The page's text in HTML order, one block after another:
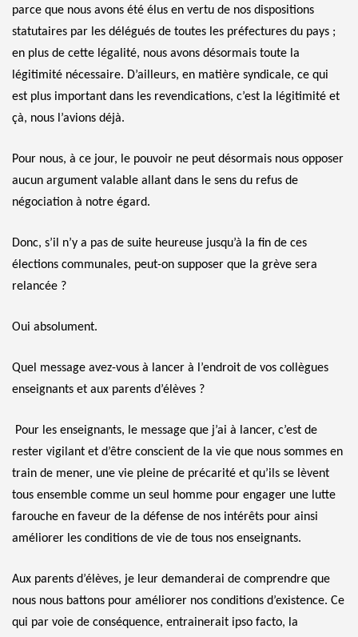
parce que nous avons été élus en vertu de nos dispositions
statutaires par les délégués de toutes les préfectures du pays ;
en plus de cette légalité, nous avons désormais toute la
légitimité nécessaire. D’ailleurs, en matière syndicale, ce qui
est plus important dans les revendications, c’est la légitimité et
çà, nous l’avions déjà.
Pour nous, à ce jour, le pouvoir ne peut désormais nous opposer
aucun argument valable allant dans le sens du refus de
négociation à notre égard.
Donc, s’il n’y a pas de suite heureuse jusqu’à la fin de ces
élections communales, peut-on supposer que la grève sera
relancée ?
Oui absolument.
Quel message avez-vous à lancer à l’endroit de vos collègues
enseignants et aux parents d’élèves ?
Pour les enseignants, le message que j’ai à lancer, c’est de
rester vigilant et d’être conscient de la vie que nous sommes en
train de mener, une vie pleine de précarité et qu’ils se lèvent
tous ensemble comme un seul homme pour engager une lutte
farouche en faveur de la défense de nos intérêts pour ainsi
améliorer les conditions de vie de tous nos enseignants.
Aux parents d’élèves, je leur demanderai de comprendre que
nous nous battons pour améliorer nos conditions d’existence. Ce
qui par voie de conséquence, entrainerait ipso facto, la